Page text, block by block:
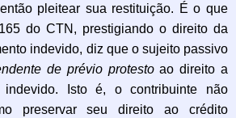
pleitear sua restituição. É o que
do CTN, prestigiando o direito da
indevido, diz que o sujeito passivo
de prévio protestoao direito a
indevido. Isto é, o contribuinte não
preservar seu direito ao crédito